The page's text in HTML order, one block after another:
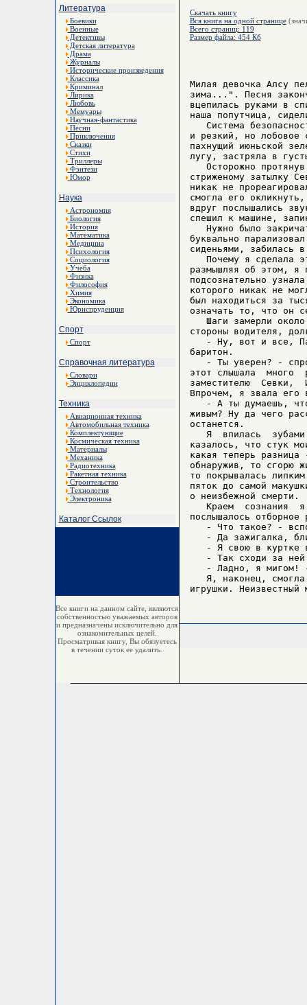
Литература
Боевики
Военные
Детективы
Детская литература
Драма
Журналы
Исторические произведения
Классика
Криминал
Лирика
Любовь
Мемуары
Научная-фантастика
Песни
Приключения
Сказки
Стихи
Триллеры
Фэнтези
Юмор
Наука
Астрономия
Биология
История
Математика
Медицина
Психология
Социология
Учеба
Физика
Философия
Химия
Экономика
Юриспруденция
Спорт
Спорт
Справочная литература
Словари
Энциклопедии
Техника
Авиационная техника
Автомобильная техника
Комплектующие
Космическая техника
Материалы
Механика
Радиотехника
Ракетная техника
Строительство
Технология
Электроника
Каталог Ссылок
Все книги на данном сайте, являются
собственностью уважаемых авторов
и предназначены исключительно для
ознакомительных целей.
Просматривая книгу, Вы обязуетесь
в течении суток ее удалить.
Скачать книгу
Вся книга на одной странице
Всего страниц: 119
Размер файла: 454 Кб
Милая девочка Алсу
зима...". Песня
вцепилась руками в
наша попутчица,
Система
и резкий, но лобовое
пахнущий июньской
лугу, застряла в
Осторожно
стриженому затылку
никак не
смогла его
вдруг послышались
спешил к машине,
Нужно было
буквально
сиденьями, забилась
Почему я сделала
размышляя об этом,
подсознательно
которого никак не
был находиться за
означать то, что он
Шаги замерли
стороны водителя,
- Ну, вот и все,
баритон.
- Ты уверен? -
этот слышала  много
заместителю  Севки,
Впрочем, я звала его
- А ты думаешь,
живым? Ну да чего
останется.
Я  впилась
казалось, что стук
какая теперь
обнаружив, то сгорю
то покрывалась
пяток до самой
о неизбежной смерти.
Краем  сознания
послышалось отборное
- Что такое? -
- Да зажигалка,
- Я свою в куртке
- Так сходи за
- Ладно, я мигом!
Я, наконец,